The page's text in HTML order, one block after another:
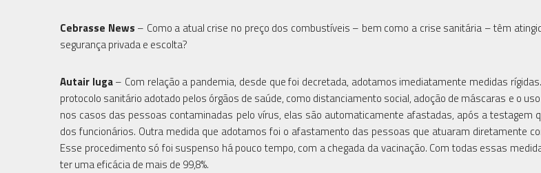
Cebrasse News – Como a atual crise no preço dos combustíveis – bem como a crise sanitária – têm
segurança privada e escolta?
Autair Iuga– Com relação a pandemia, desde que foi decretada, adotamos imediatamente medidas
protocolo sanitário adotado pelos órgãos de saúde, como distanciamento social, adoção de máscaras e o
nos casos das pessoas contaminadas pelo vírus, elas são automaticamente afastadas, após a testagem
dos funcionários. Outra medida que adotamos foi o afastamento das pessoas que atuaram diretamente
Esse procedimento só foi suspenso há pouco tempo, com a chegada da vacinação. Com todas essas
ter uma eficácia de mais de 99,8%.